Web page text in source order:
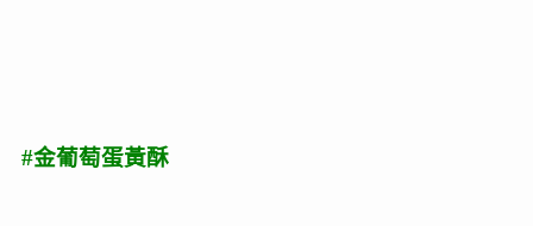
#金葡萄蛋黃酥